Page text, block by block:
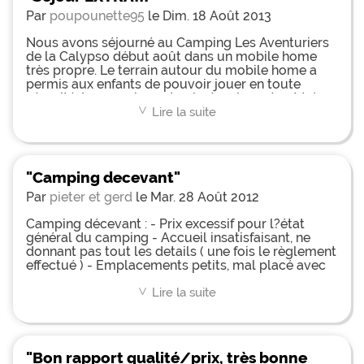
Par poupounette95 le Dim. 18 Août 2013
Nous avons séjourné au Camping Les Aventuriers
de la Calypso début août dans un mobile home
très propre. Le terrain autour du mobile home a
permis aux enfants de pouvoir jouer en toute
sécurité. Le camping est animé en journée et très
calme la nuit. Nous avons pu nous reposer et
que des multiples activités proposées. La mer est
à température très correcte). Les règles d'hygiène
sont très bien respectées dans les piscines et les
lieux communs. L'accueil sur le camping était
extra. Le dimanche suivant notre arrivée, les
animateurs proposent un pot d'accueil et
présentent les activités de la semaine. Tout ça
dans une franche bonne humeur qui nous fait
oublier tous les petits tracas du reste de l'année.
Un très grand bravo à toute l'équipe et sommes
< Lire la suite
"Camping decevant"
Par pieter et gerd le Mar. 28 Août 2012
Camping décevant : - Prix excessif pour l?état
général du camping - Accueil insatisfaisant, ne
donnant pas tout les details ( une fois le règlement
effectué ) - Emplacements petits, mal placé avec
papiers a disposition, ni lunettes - Douche/lavabo
amer pour une note salée.
< Lire la suite
"Bon rapport qualité/prix, très bonne